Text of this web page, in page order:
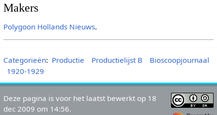
Makers
Polygoon Hollands Nieuws.
Categorieën: Productie Productielijst B
Bioscoopjournaal
1920-1929
Deze pagina is voor het laatst bewerkt op 18
dec 2009 om 14:56.